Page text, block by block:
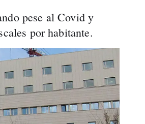
pese al Covid y
por habitante.